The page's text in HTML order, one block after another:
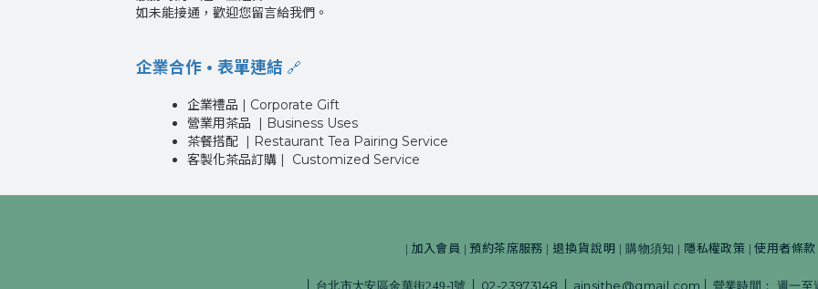
如未能接通，歡迎您留言給我們。
企業合作 • 表單連結 🔗
企業禮品 | Corporate Gift
營業用茶品 | Business Uses
茶餐搭配 | Restaurant Tea Pairing Service
客製化茶品訂購 | Customized Service
| 加入會員 |預約茶席服務 | 退換貨說明 | 購物須知 | 隱私權政策 |使用者條款
台北市大安區金華街249-1號 02-23973148 ainsithe@gmail.com 營業時間： 週一至